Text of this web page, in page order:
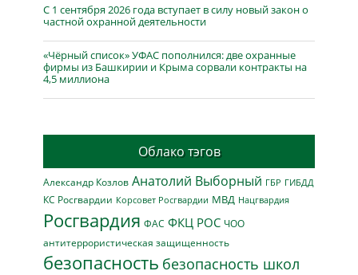
С 1 сентября 2026 года вступает в силу новый закон о
частной охранной деятельности
«Чёрный список» УФАС пополнился: две охранные
фирмы из Башкирии и Крыма сорвали контракты на
4,5 миллиона
Облако тэгов
Александр Козлов Анатолий Выборный ГБР ГИБДД
КС Росгвардии Корсовет Росгвардии МВД Нацгвардия
Росгвардия ФАС ФКЦ РОС ЧОО
антитеррористическая защищенность
безопасность безопасность школ